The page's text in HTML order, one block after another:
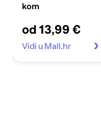
kom
od 13,99 €
Vidi u Mall.hr